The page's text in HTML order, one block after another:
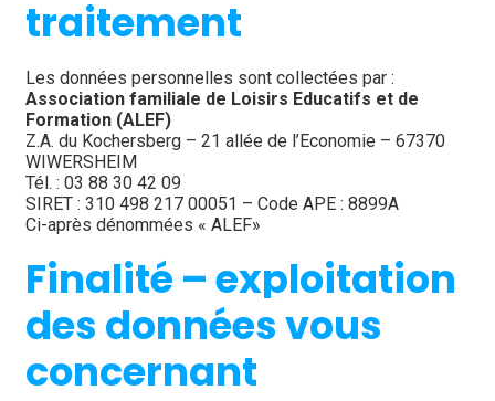
traitement
Les données personnelles sont collectées par :
Association familiale de Loisirs Educatifs et de
Formation (ALEF)
Z.A. du Kochersberg – 21 allée de l’Economie – 67370
WIWERSHEIM
Tél. : 03 88 30 42 09
SIRET : 310 498 217 00051 – Code APE : 8899A
Ci-après dénommées « ALEF»
Finalité – exploitation
des données vous
concernant